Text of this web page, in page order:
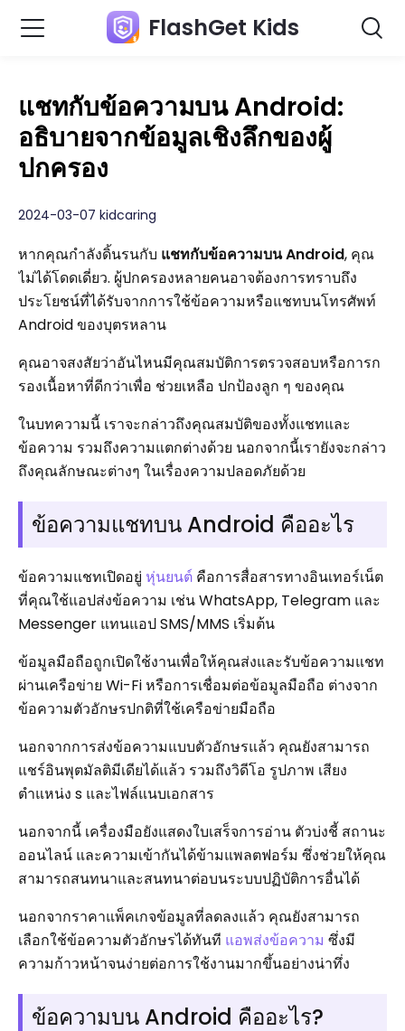
FlashGet Kids
แชทกับข้อความบน Android:
อธิบายจากข้อมูลเชิงลึกของผู้
ปกครอง
2024-03-07 kidcaring
หากคุณกำลังดิ้นรนกับ แชทกับข้อความบน Android, คุณ
ไม่ได้โดดเดี่ยว. ผู้ปกครองหลายคนอาจต้องการทราบถึง
ประโยชน์ที่ได้รับจากการใช้ข้อความหรือแชทบนโทรศัพท์
Android ของบุตรหลาน
คุณอาจสงสัยว่าอันไหนมีคุณสมบัติการตรวจสอบหรือการก
รองเนื้อหาที่ดีกว่าเพื่อ ช่วยเหลือ ปกป้องลูก ๆ ของคุณ
ในบทความนี้ เราจะกล่าวถึงคุณสมบัติของทั้งแชทและ
ข้อความ รวมถึงความแตกต่างด้วย นอกจากนี้เรายังจะกล่าว
ถึงคุณลักษณะต่างๆ ในเรื่องความปลอดภัยด้วย
ข้อความแชทบน Android คืออะไร
ข้อความแชทเปิดอยู่ หุ่นยนต์ คือการสื่อสารทางอินเทอร์เน็ต
ที่คุณใช้แอปส่งข้อความ เช่น WhatsApp, Telegram และ
Messenger แทนแอป SMS/MMS เริ่มต้น
ข้อมูลมือถือถูกเปิดใช้งานเพื่อให้คุณส่งและรับข้อความแชท
ผ่านเครือข่าย Wi-Fi หรือการเชื่อมต่อข้อมูลมือถือ ต่างจาก
ข้อความตัวอักษรปกติที่ใช้เครือข่ายมือถือ
นอกจากการส่งข้อความแบบตัวอักษรแล้ว คุณยังสามารถ
แชร์อินพุตมัลติมีเดียได้แล้ว รวมถึงวิดีโอ รูปภาพ เสียง
ตำแหน่ง s และไฟล์แนบเอกสาร
นอกจากนี้ เครื่องมือยังแสดงใบเสร็จการอ่าน ตัวบ่งชี้ สถานะ
ออนไลน์ และความเข้ากันได้ข้ามแพลตฟอร์ม ซึ่งช่วยให้คุณ
สามารถสนทนาและสนทนาต่อบนระบบปฏิบัติการอื่นได้
นอกจากราคาแพ็คเกจข้อมูลที่ลดลงแล้ว คุณยังสามารถ
เลือกใช้ข้อความตัวอักษรได้ทันที แอพส่งข้อความ ซึ่งมี
ความก้าวหน้าจนง่ายต่อการใช้งานมากขึ้นอย่างน่าทึ่ง
ข้อความบน Android คืออะไร?